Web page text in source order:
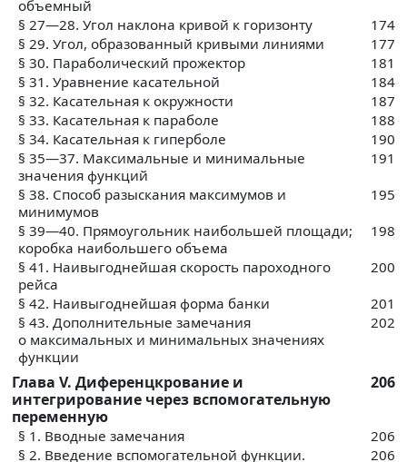
объемный
§ 27—28. Угол наклона кривой к горизонту
174
§ 29. Угол, образованный кривыми линиями
177
§ 30. Параболический прожектор
181
§ 31. Уравнение касательной
184
§ 32. Касательная к окружности
187
§ 33. Касательная к параболе
188
§ 34. Касательная к гиперболе
190
§ 35—37. Максимальные и минимальные
значения функций
191
§ 38. Способ разыскания максимумов и
минимумов
195
§ 39—40. Прямоугольник наибольшей площади;
коробка наибольшего объема
198
§ 41. Наивыгоднейшая скорость пароходного
рейса
200
§ 42. Наивыгоднейшая форма банки
201
§ 43. Дополнительные замечания
о максимальных и минимальных значениях
функции
202
Глава V. Диференцкрование и
интегрирование через вспомогательную
переменную
206
§ 1. Вводные замечания
206
§ 2. Введение вспомогательной функции.
206